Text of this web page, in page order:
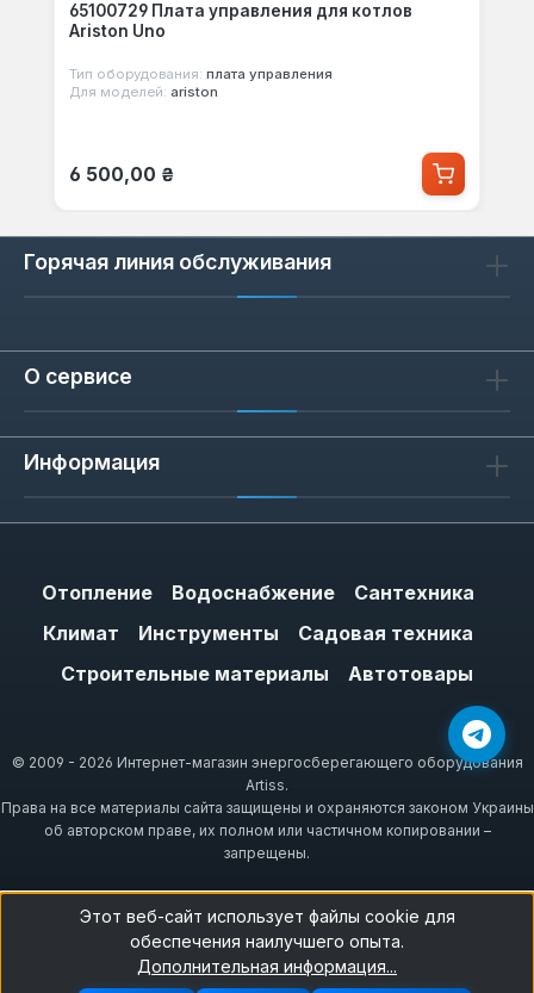
65100729 Плата управления для котлов
Ariston Uno
Тип оборудования: плата управления
Для моделей: ariston
Обычная цена:
6 500,00 ₴
Горячая линия обслуживания
О сервисе
Информация
Отопление Водоснабжение
Сантехника
Климат
Инструменты
Садовая техника
Строительные материалы
Автотовары
© 2009 - 2026 Интернет-магазин энергосберегающего оборудования
Artiss.
Права на все материалы сайта защищены и охраняются законом Украины
об авторском праве, их полном или частичном копировании –
запрещены.
Этот веб-сайт использует файлы cookie для
обеспечения наилучшего опыта.
Дополнительная информация...